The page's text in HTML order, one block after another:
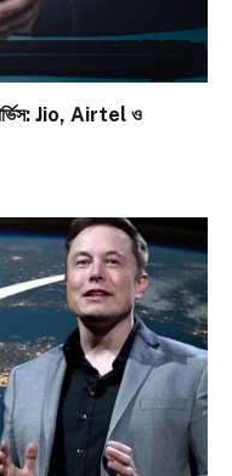
Jio, Airtel ও